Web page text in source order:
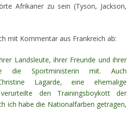
Afrikaner zu sein (Tyson, Jackson,
mit Kommentar aus Frankreich ab:
Landsleute, ihrer Freunde und ihrer
die Sportministerin mit. Auch
Lagarde, eine ehemalige
verurteilte den Trainingsboykott der
ich habe die Nationalfarben getragen,